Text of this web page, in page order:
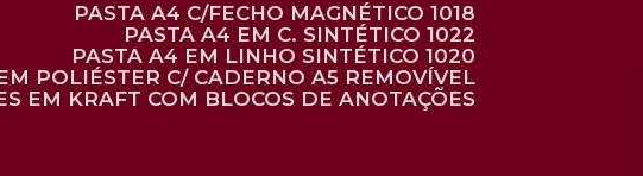
PASTA A4 C/FECHO MAGNÉTICO 1018
PASTA A4 EM C. SINTÉTICO 1022
PASTA A4 EM LINHO SINTÉTICO 1020
EM POLIÉSTER C/ CADERNO A5 REMOVÍVEL
EM KRAFT COM BLOCOS DE ANOTAÇÕES